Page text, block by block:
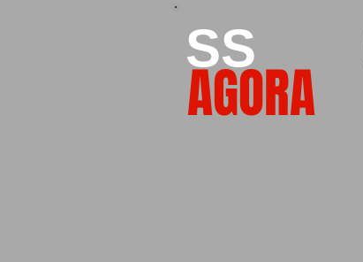
SS
AGORA